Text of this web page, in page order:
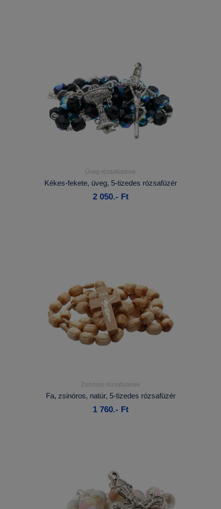
Részletek...
Kosárba
Üveg rózsafüzérek
Kékes-fekete, üveg, 5-tizedes rózsafüzér
2 050.- Ft
Kosárba
Zsinóros rózsafüzérek
Fa, zsinóros, natúr, 5-tizedes rózsafüzér
1 760.- Ft